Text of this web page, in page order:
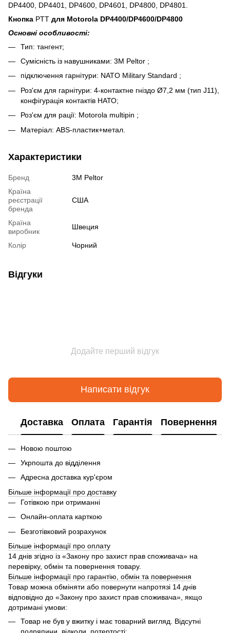
DP4400, DP4401, DP4600, DP4601, DP4800, DP4801.
Кнопка PTT для Motorola DP4400/DP4600/DP4800
Основні особливості:
Тип: тангент;
Сумісність із навушниками: 3M Peltor ;
підключення гарнітури: NATO Military Standard ;
Роз'єм для гарнітури: 4-контактне гніздо Ø7,2 мм (тип J11),
конфігурація контактів НАТО;
Роз'єм для рації: Motorola multipin ;
Матеріал: ABS-пластик+метал.
Характеристики
Бренд
3M Peltor
Країна
реєстрації
бренда
США
Країна
виробник
Швеция
Колір Чорний
Відгуки
Додайте перший відгук
Написати відгук
Доставка Оплата Гарантія Повернення
Новою поштою
Укрпошта до відділення
Адресна доставка кур'єром
Більше інформації про доставку
Готівкою при отриманні
Онлайн-оплата карткою
Безготівковий розрахунок
Більше інформації про оплату
14 днів згідно із «Закону про захист прав споживача» на
перевірку, обмін та повернення товару.
Більше інформації про гарантію, обмін та повернення
Товар можна обміняти або повернути напротязі 14 днів
відповідно до «Закону про захист прав споживача», якщо
дотримані умови:
Товар не був у вжитку і має товарний вигляд. Відсутні